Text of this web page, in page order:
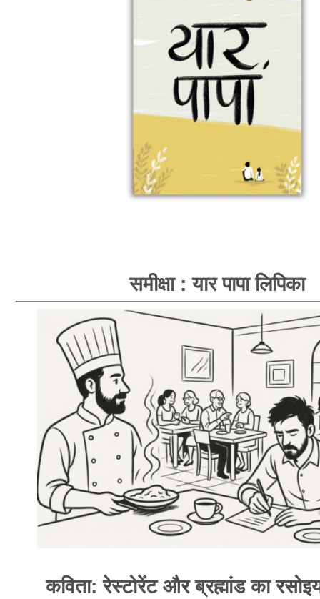
समीक्षा : यार पापा लिपिका
कविता: रेस्टोरेंट और ब्रह्मांड का